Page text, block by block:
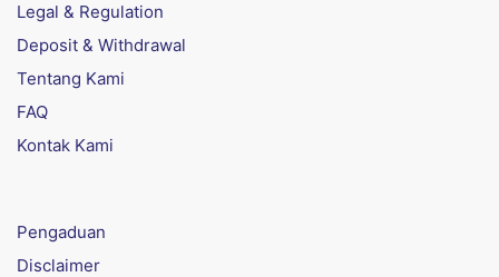
Legal & Regulation
Deposit & Withdrawal
Tentang Kami
FAQ
Kontak Kami
Pengaduan
Disclaimer